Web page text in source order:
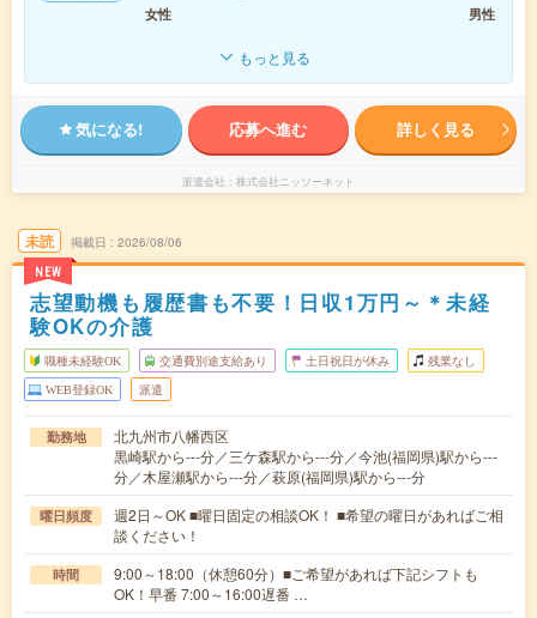
女性
男性
もっと見る
気になる! 応募へ進む 詳しく見る
派遣会社 株式会社ニッソーネット
未読
NEW
掲載日 2026/08/06
志望動機も履歴書も不要！日収1万円～＊未経
験OKの介護
職種未経験OK 交通費別途支給あり 土日祝日が休み 残業なし
WEB登録OK 派遣
勤務地
北九州市八幡西区
黒崎駅から---分／三ケ森駅から---分／今池(福岡県)駅から---
分／木屋瀬駅から---分／萩原(福岡県)駅から---分
曜日頻度
週2日～OK ■曜日固定の相談OK！ ■希望の曜日があればご相
談ください！
時間
9:00～18:00（休憩60分）■ご希望があれば下記シフトも
OK！早番 7:00～16:00遅番 …